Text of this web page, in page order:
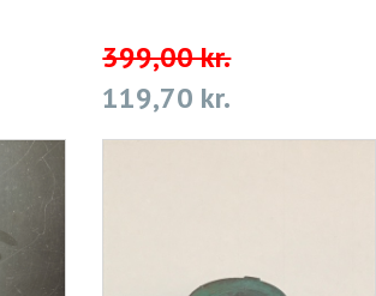
399,00 kr.
119,70 kr.